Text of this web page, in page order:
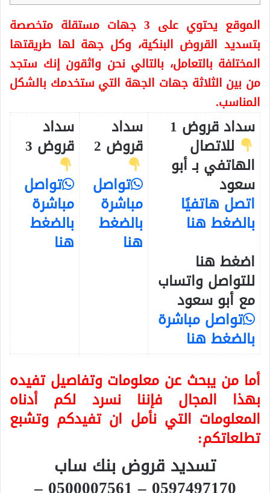
الموقع يحتوي على 3 جهات مستقلة متخصصة
بتسديد القروض البنكية، وكل جهة لها طريقتها
المختلفة بالتعامل، بالتالي نحن واثقون إنك ستجد
من بين الثلاثة جهات الجهة التي ستخدمك بالشكل
المناسب.
سداد قروض 1
للاتصال
الهاتفي بـ أبو
سعود
اتصل هاتفيًا
بالضغط هنا
اضغط هنا
للتواصل واتساب
مع أبو سعود
تواصل مباشرة
بالضغط هنا
سداد
قروض 2
تواصل
مباشرة
بالضغط
هنا
سداد
قروض 3
تواصل
مباشرة
بالضغط
هنا
أما من يبحث عن معلومات وتفاصيل تفيده
بهذا المجال فإننا نسرد لكم أدناه
المعلومات التي نأمل ان تفيدكم وتشبع
تطلعاتكم:
تسديد قروض بنك ساب